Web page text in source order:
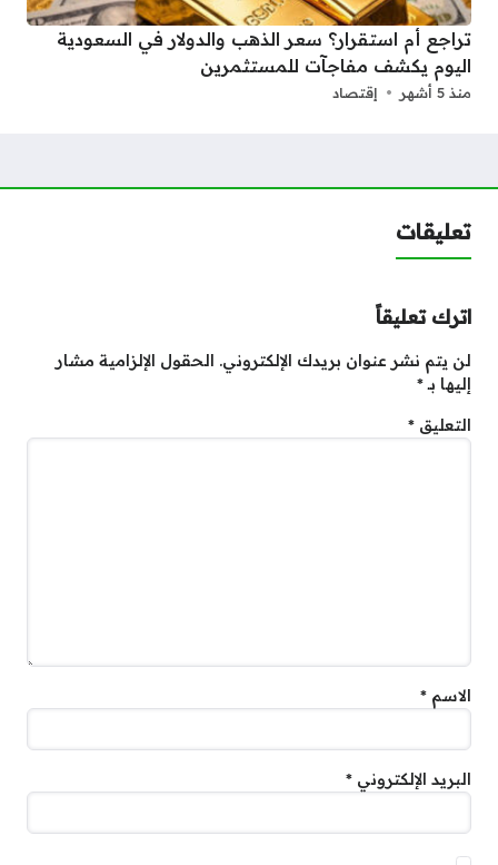
تراجع أم استقرار؟ سعر الذهب والدولار في السعودية
اليوم يكشف مفاجآت للمستثمرين
منذ 5 أشهر إقتصاد
تعليقات
اترك تعليقاً
لن يتم نشر عنوان بريدك الإلكتروني. الحقول الإلزامية مشار
إليها بـ*
التعليق *
الاسم *
البريد الإلكتروني *